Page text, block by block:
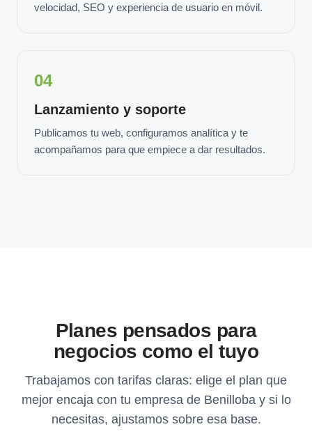
velocidad, SEO y experiencia de usuario en móvil.
04
Lanzamiento y soporte
Publicamos tu web, configuramos analítica y te
acompañamos para que empiece a dar resultados.
Planes pensados para
negocios como el tuyo
Trabajamos con tarifas claras: elige el plan que
mejor encaja con tu empresa de Benilloba y si lo
necesitas, ajustamos sobre esa base.